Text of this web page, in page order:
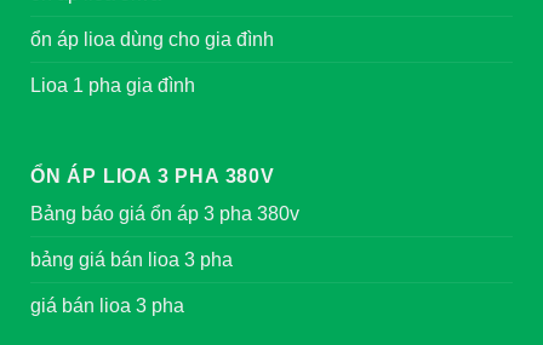
ổn áp lioa dùng cho gia đình
Lioa 1 pha gia đình
ỔN ÁP LIOA 3 PHA 380V
Bảng báo giá ổn áp 3 pha 380v
bảng giá bán lioa 3 pha
giá bán lioa 3 pha